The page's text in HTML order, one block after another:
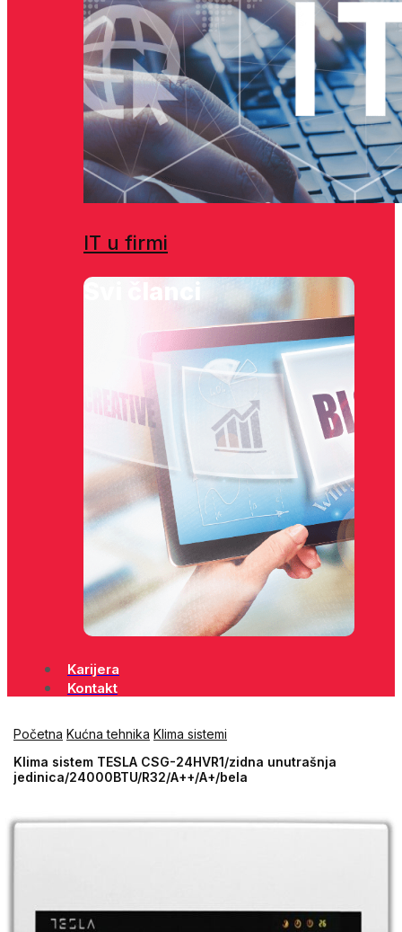
IT u firmi
Svi članci
Karijera
Kontakt
Početna Kućna tehnika Klima sistemi
Klima sistem TESLA CSG-24HVR1/zidna unutrašnja
jedinica/24000BTU/R32/A++/A+/bela